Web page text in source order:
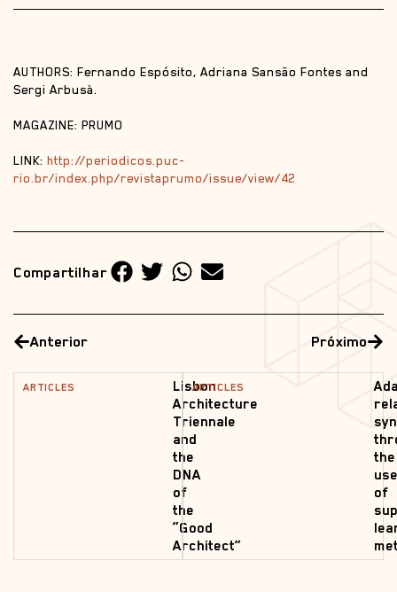
AUTHORS: Fernando Espósito, Adriana Sansão Fontes and
Sergi Arbusà.
MAGAZINE: PRUMO
LINK: http://periodicos.puc-
rio.br/index.php/revistaprumo/issue/view/42
Compartilhar
Anterior
ARTICLES
Lisbon
Architecture
Triennale
and
the
DNA
of
the
“Good
Architect”
Próximo
ARTICLES
the
use
of